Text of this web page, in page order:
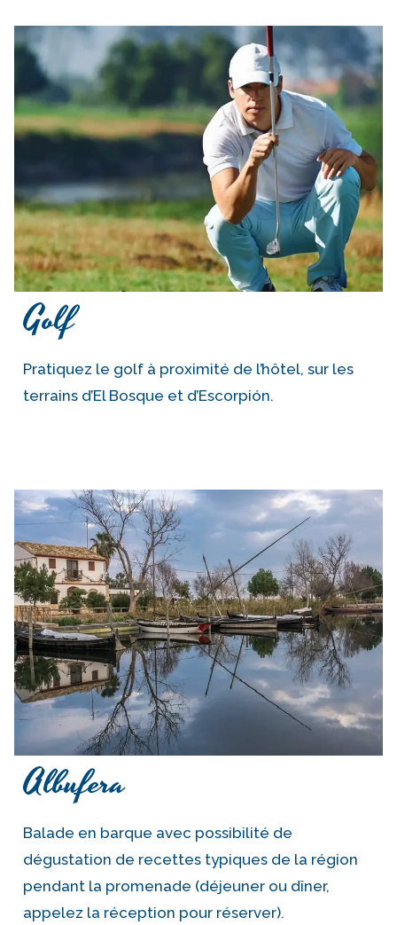
Golf
Pratiquez le golf à proximité de l’hôtel, sur les
terrains d’El Bosque et d’Escorpión.
Albufera
Balade en barque avec possibilité de
dégustation de recettes typiques de la région
pendant la promenade (déjeuner ou dîner,
appelez la réception pour réserver).